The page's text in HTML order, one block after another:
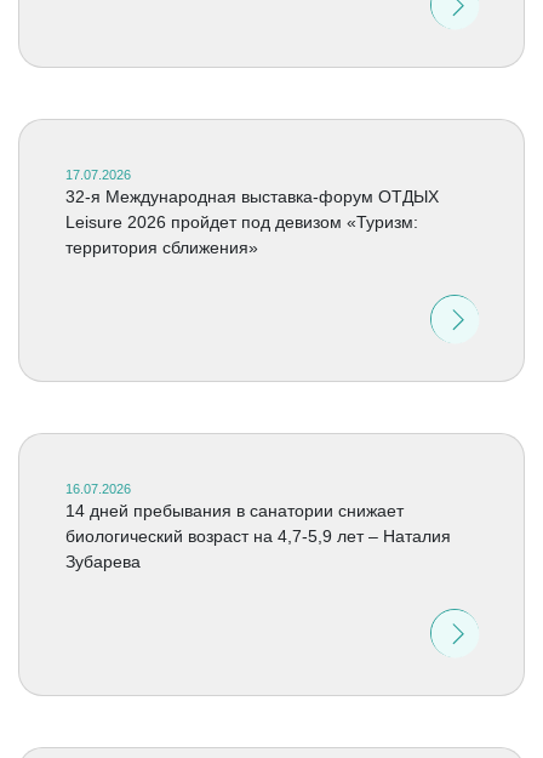
17.07.2026
32-я Международная выставка-форум ОТДЫХ
Leisure 2026 пройдет под девизом «Туризм:
территория сближения»
16.07.2026
14 дней пребывания в санатории снижает
биологический возраст на 4,7-5,9 лет – Наталия
Зубарева